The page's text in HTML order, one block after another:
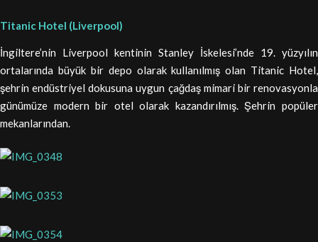
Titanic Hotel (Liverpool)
İngiltere’nin Liverpool kentinin Stanley İskelesi’nde 19. yüzyılın
ortalarında büyük bir depo olarak kullanılmış olan Titanic Hotel,
şehrin endüstriyel dokusuna uygun çağdaş mimari bir renovasyonla
günümüze modern bir otel olarak kazandırılmış. Şehrin popüler
mekanlarından.